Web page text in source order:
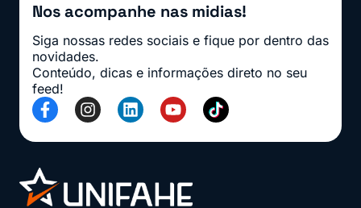
Nos acompanhe nas midias!
Siga nossas redes sociais e fique por dentro das
novidades.
Conteúdo, dicas e informações direto no seu
feed!